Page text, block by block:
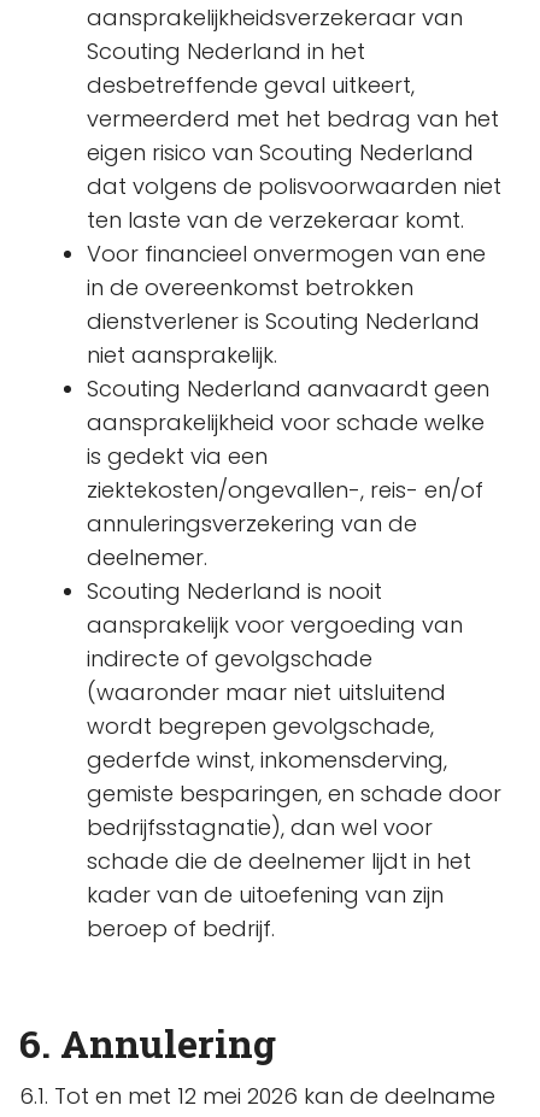
aansprakelijkheidsverzekeraar van
Scouting Nederland in het
desbetreffende geval uitkeert,
vermeerderd met het bedrag van het
eigen risico van Scouting Nederland
dat volgens de polisvoorwaarden niet
ten laste van de verzekeraar komt.
Voor financieel onvermogen van ene
in de overeenkomst betrokken
dienstverlener is Scouting Nederland
niet aansprakelijk.
Scouting Nederland aanvaardt geen
aansprakelijkheid voor schade welke
is gedekt via een
ziektekosten/ongevallen-, reis- en/of
annuleringsverzekering van de
deelnemer.
Scouting Nederland is nooit
aansprakelijk voor vergoeding van
indirecte of gevolgschade
(waaronder maar niet uitsluitend
wordt begrepen gevolgschade,
gederfde winst, inkomensderving,
gemiste besparingen, en schade door
bedrijfsstagnatie), dan wel voor
schade die de deelnemer lijdt in het
kader van de uitoefening van zijn
beroep of bedrijf.
6. Annulering
6.1. Tot en met 12 mei 2026 kan de deelname